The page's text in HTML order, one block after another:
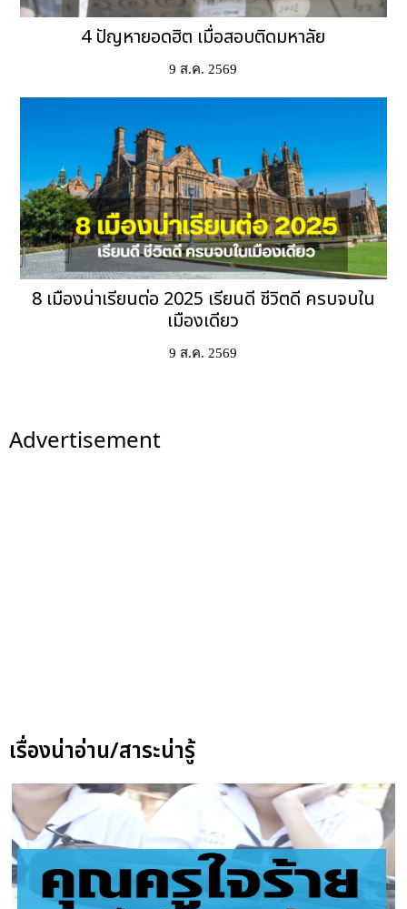
4 ปัญหายอดฮิต เมื่อสอบติดมหาลัย
9 ส.ค. 2569
8 เมืองน่าเรียนต่อ 2025 เรียนดี ชีวิตดี ครบจบใน
เมืองเดียว
9 ส.ค. 2569
Advertisement
เรื่องน่าอ่าน/สาระน่ารู้